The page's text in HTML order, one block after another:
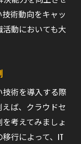
術動向をキャッ
動においても大
術を導入する際
ば、クラウドセ
考えてみましょ
行によって、IT